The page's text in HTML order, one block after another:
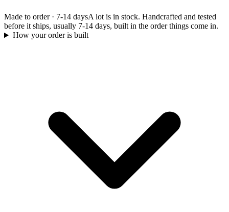
Made to order· 7-14 daysA lot is in stock. Handcrafted and tested
before it ships, usually 7-14 days, built in the order things come in.
How your order is built